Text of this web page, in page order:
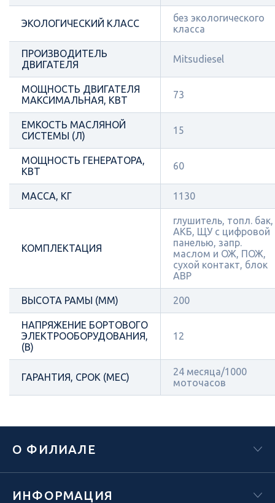
ЭКОЛОГИЧЕСКИЙ КЛАСС
без экологического
класса
ПРОИЗВОДИТЕЛЬ
ДВИГАТЕЛЯ
Mitsudiesel
МОЩНОСТЬ ДВИГАТЕЛЯ
МАКСИМАЛЬНАЯ, КВТ
73
ЕМКОСТЬ МАСЛЯНОЙ
СИСТЕМЫ (Л)
15
МОЩНОСТЬ ГЕНЕРАТОРА,
КВТ
60
МАССА, КГ 1130
КОМПЛЕКТАЦИЯ
глушитель, топл. бак,
АКБ, ЩУ с цифровой
панелью, запр.
маслом и ОЖ, ПОЖ,
сухой контакт, блок
АВР
ВЫСОТА РАМЫ (ММ) 200
НАПРЯЖЕНИЕ БОРТОВОГО
ЭЛЕКТРООБОРУДОВАНИЯ,
(В)
12
ГАРАНТИЯ, СРОК (МЕС)
24 месяца/1000
моточасов
О ФИЛИАЛЕ
ИНФОРМАЦИЯ